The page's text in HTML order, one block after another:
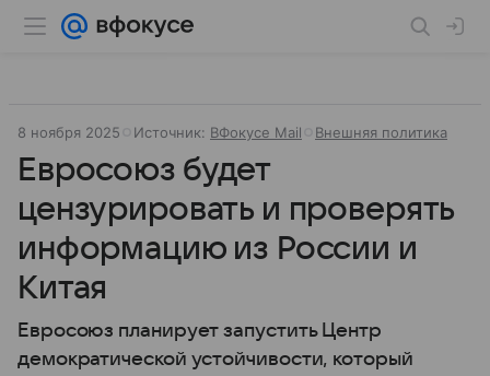
8 ноября 2025 Источник: ВФокусе Mail Внешняя политика
Евросоюз будет
цензурировать и проверять
информацию из России и
Китая
Евросоюз планирует запустить Центр
демократической устойчивости, который